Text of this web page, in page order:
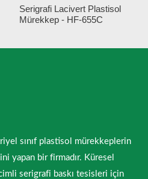
Serigrafi Lacivert Plastisol
Mürekkep - HF-655C
sınıf plastisol mürekkeplerin
yapan bir firmadır. Küresel
serigrafi baskı tesisleri için